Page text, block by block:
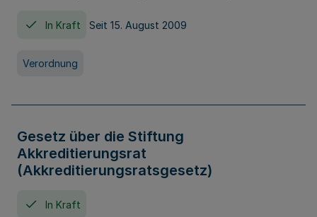
In Kraft Seit 15. August 2009
Verordnung
Gesetz über die Stiftung
Akkreditierungsrat
(Akkreditierungsratsgesetz)
In Kraft